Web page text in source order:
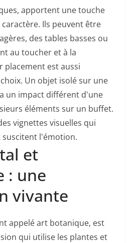
apportent une touche
Ils peuvent être
des tables basses ou
au toucher et à la
placement est aussi
Un objet isolé sur une
un impact différent d'une
éléments sur un buffet.
vignettes visuelles qui
l'émotion.
et
: une
vivante
appelé art botanique, est
qui utilise les plantes et